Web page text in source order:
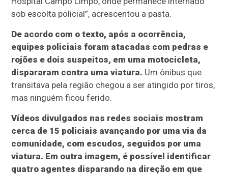
sob escolta policial”, acrescentou a pasta.
De acordo com o texto, após a ocorrência,
equipes policiais foram atacadas com pedras e
rojões e dois suspeitos, em uma motocicleta,
dispararam contra uma viatura. Um ônibus que
transitava pela região chegou a ser atingido por tiros,
mas ninguém ficou ferido.
Vídeos divulgados nas redes sociais mostram
cerca de 15 policiais avançando por uma via da
comunidade, com escudos, seguidos por uma
viatura. Em outra imagem, é possível identificar
quatro agentes disparando na direção em que